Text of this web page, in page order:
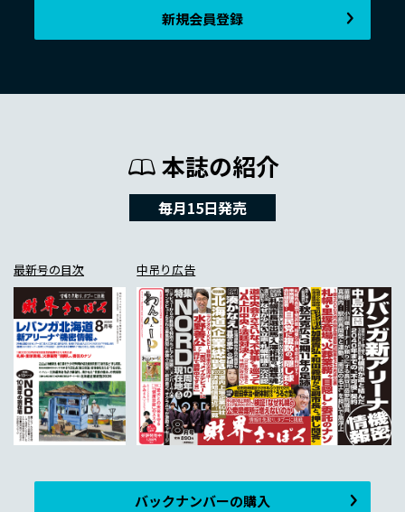
新規会員登録
本誌の紹介
毎月15日発売
最新号の目次 中吊り広告
バックナンバーの購入